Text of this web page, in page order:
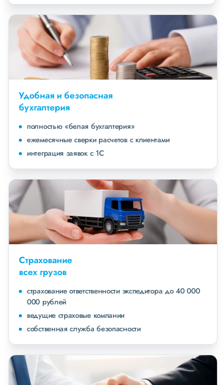
Удобная и безопасная
бухгалтерия
полностью «белая бухгалтерия»
ежемесячные сверки расчетов с клиентами
интеграция заявок с 1С
Страхование
всех грузов
страхование ответственности экспедитора до 40 000
000 рублей
ведущие страховые компании
собственная служба безопасности